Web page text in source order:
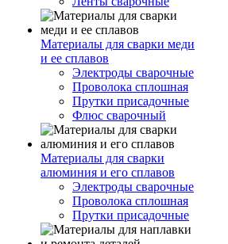
Материалы для сварки меди
и ее сплавов
Электроды сварочные
Проволока сплошная
Прутки присадочные
Флюс сварочный
Материалы для сварки
алюминия и его сплавов
Электроды сварочные
Проволока сплошная
Прутки присадочные